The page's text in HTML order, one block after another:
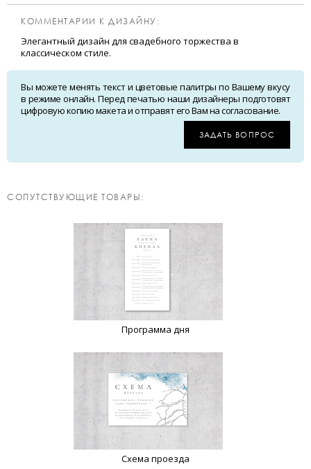
КОММЕНТАРИИ К ДИЗАЙНУ:
Элегантный дизайн для свадебного торжества в
классическом стиле.
Вы можете менять текст и цветовые палитры по Вашему вкусу
в режиме онлайн. Перед печатью наши дизайнеры подготовят
цифровую копию макета и отправят его Вам на согласование.
ЗАДАТЬ ВОПРОС
CОПУТСТВУЮЩИЕ ТОВАРЫ:
Программа дня
Схема проезда